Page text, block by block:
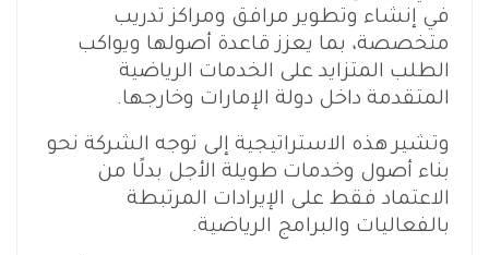
في إنشاء وتطوير مرافق ومراكز تدريب
متخصصة، بما يعزز قاعدة أصولها ويواكب
الطلب المتزايد على الخدمات الرياضية
المتقدمة داخل دولة الإمارات وخارجها.
وتشير هذه الاستراتيجية إلى توجه الشركة نحو
بناء أصول وخدمات طويلة الأجل بدلًا من
الاعتماد فقط على الإيرادات المرتبطة
بالفعاليات والبرامج الرياضية.